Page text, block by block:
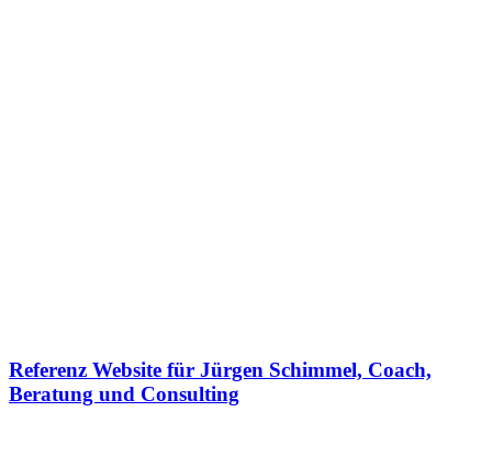
Referenz Website für Jürgen Schimmel, Coach,
Beratung und Consulting